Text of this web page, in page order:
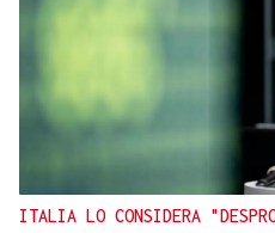
ITALIA LO CONSIDERA